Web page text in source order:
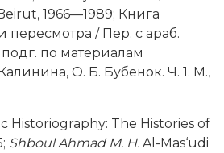
1966—1989; Книга
/ Пер. с араб.
по материалам
О. Б. Бубенок. Ч. 1. М.,
Historiography: The Histories of
Shboul Ahmad M. H. Al-Mas‘udi